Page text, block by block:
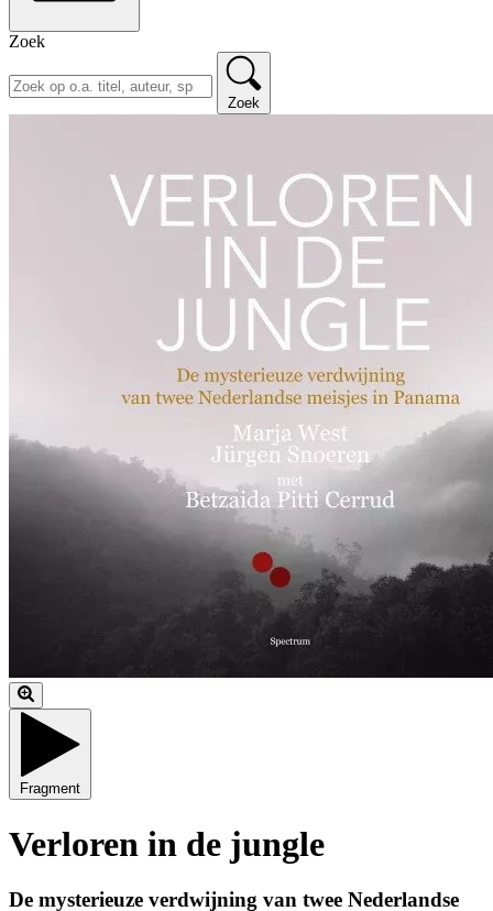
Zoek
Zoek
Fragment
Verloren in de jungle
De mysterieuze verdwijning van twee Nederlandse